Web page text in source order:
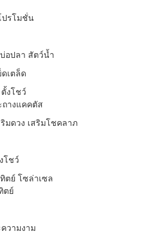
ปรโมชั่น
อปลา สัตว์น้ำ
เตล็ด
งโชว์
ถางแคคตัส
มดวง เสริมโชคลาภ
โชว์
ตย์ โซล่าเซล
ตย์
วามงาม